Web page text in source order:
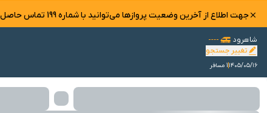
جهت اطلاع از آخرین وضعیت پرواز‌ها می‌توانید با شماره 199 تماس حاصل فرمایید.
شاهرود
تغییر جستجو
۱۴۰۵/۰۵/۱۶1 مسافر